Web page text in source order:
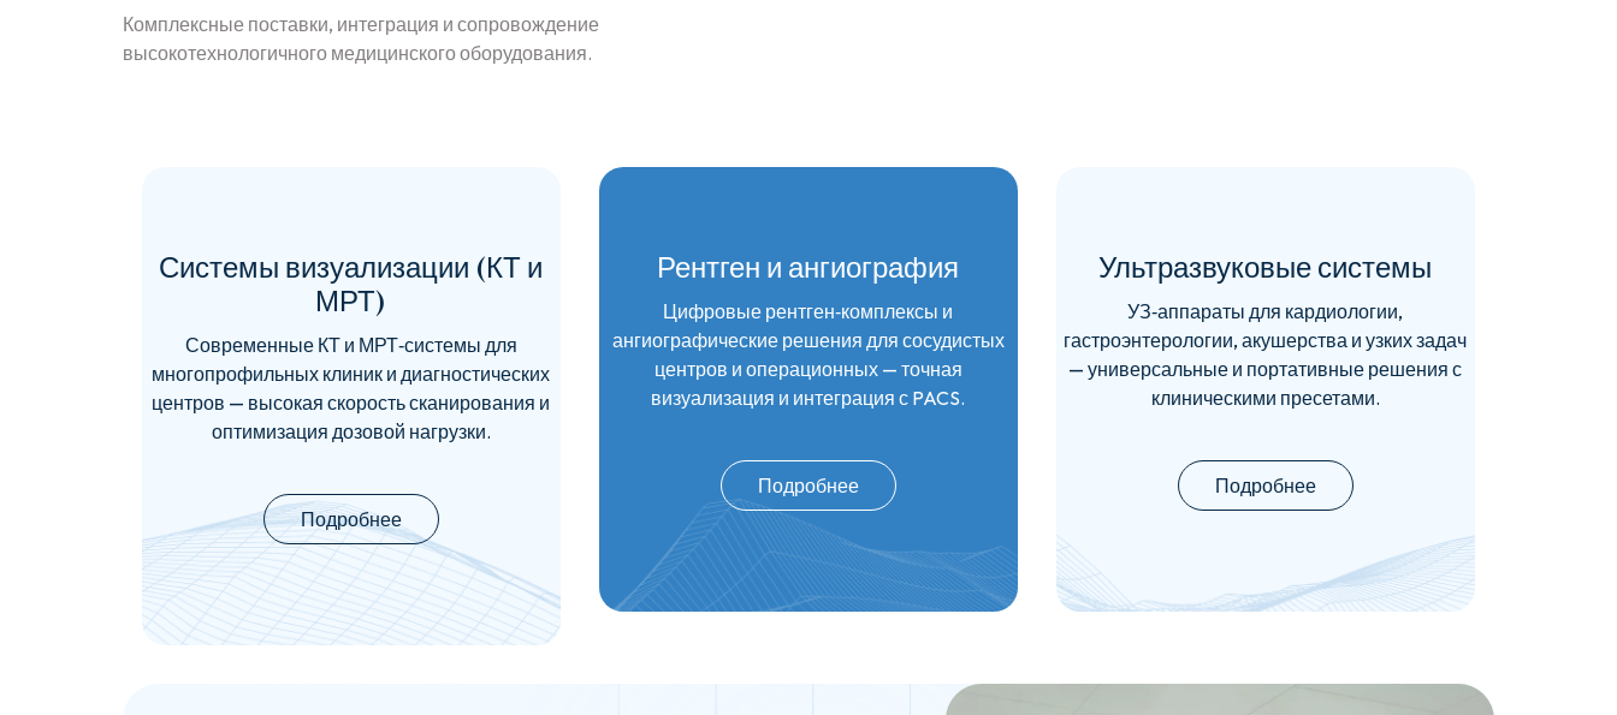
Комплексные поставки, интеграция и сопровождение
высокотехнологичного медицинского оборудования.
Системы визуализации (КТ и
МРТ)
Современные КТ и МРТ‑системы для
многопрофильных клиник и диагностических
центров — высокая скорость сканирования и
оптимизация дозовой нагрузки.
Подробнее
Рентген и ангиография
Цифровые рентген‑комплексы и
ангиографические решения для сосудистых
центров и операционных — точная
визуализация и интеграция с PACS.
Подробнее
Ультразвуковые системы
УЗ‑аппараты для кардиологии,
гастроэнтерологии, акушерства и узких задач
— универсальные и портативные решения с
клиническими пресетами.
Подробнее